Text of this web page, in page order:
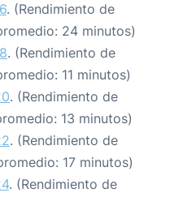
. (Rendimiento de
24 minutos)
. (Rendimiento de
11 minutos)
. (Rendimiento de
13 minutos)
. (Rendimiento de
17 minutos)
. (Rendimiento de